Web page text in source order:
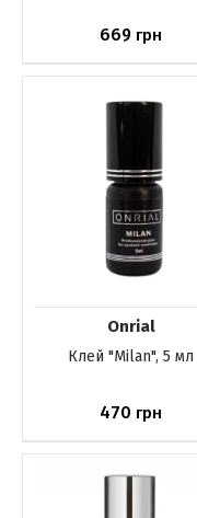
669 грн
Onrial
Клей "Milan", 5 мл
470 грн